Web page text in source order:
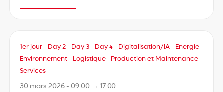
1er jour - Day 2 - Day 3 - Day 4 - Digitalisation/IA - Energie -
Environnement - Logistique - Production et Maintenance -
Services
30 mars 2026 - 09:00 → 17:00